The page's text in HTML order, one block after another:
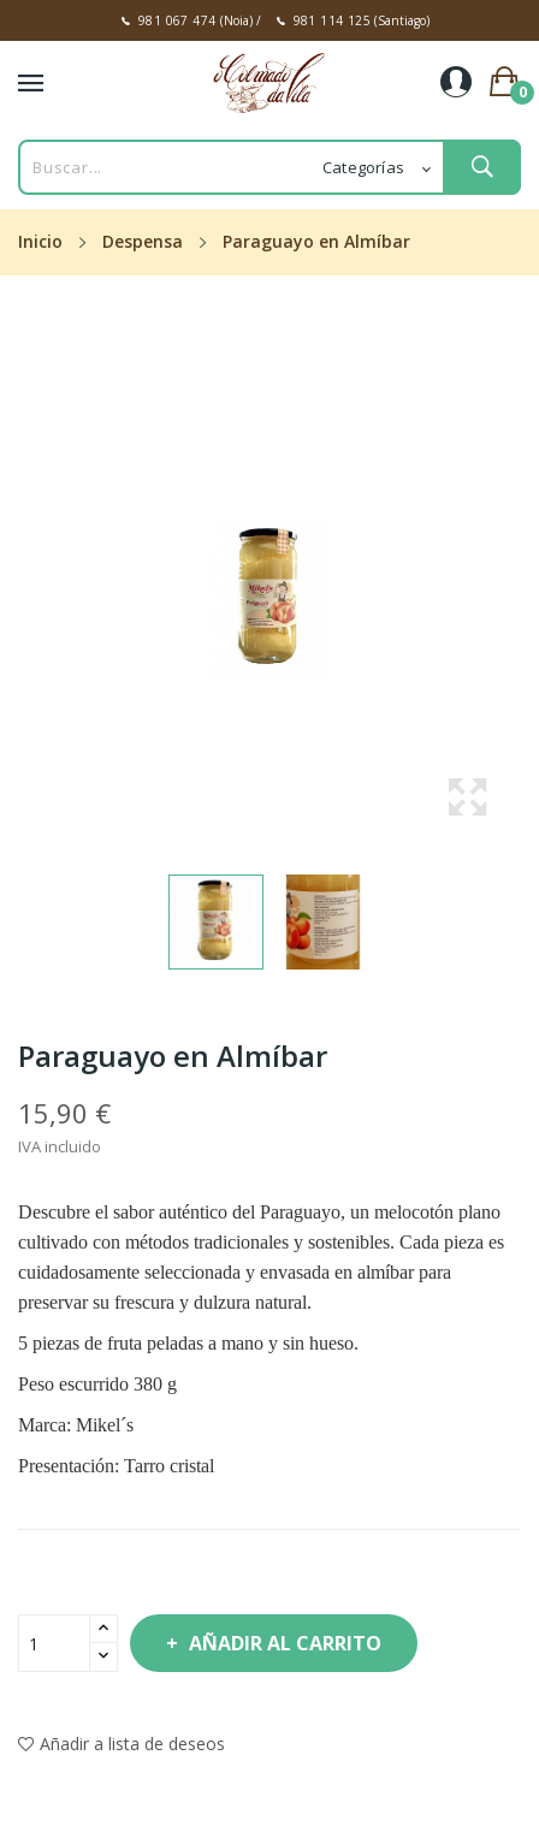
981 067 474 (Noia)/ 981 114 125 (Santiago)
0
Inicio Despensa Paraguayo en Almíbar
Paraguayo en Almíbar
15,90 €
IVA incluido
Descubre el sabor auténtico del Paraguayo, un melocotón plano
cultivado con métodos tradicionales y sostenibles. Cada pieza es
cuidadosamente seleccionada y envasada en almíbar para
preservar su frescura y dulzura natural.
5 piezas de fruta peladas a mano y sin hueso.
Peso escurrido 380 g
Marca: Mikel´s
Presentación: Tarro cristal
AÑADIR AL CARRITO
Añadir a lista de deseos